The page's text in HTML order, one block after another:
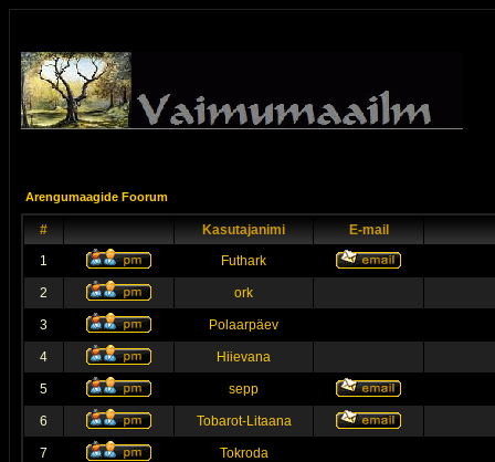
Arengumaagide Foorum
# Kasutajanimi
E-mail
1
Futhark
2 ork
3 Polaarpäev
4 Hiievana
5 sepp
6 Tobarot-Litaana
7 Tokroda